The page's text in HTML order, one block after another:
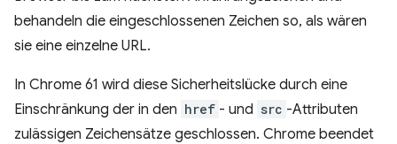
behandeln die eingeschlossenen Zeichen so, als wären
sie eine einzelne URL.
In Chrome 61 wird diese Sicherheitslücke durch eine
Einschränkung der in den href - und src -Attributen
zulässigen Zeichensätze geschlossen. Chrome beendet